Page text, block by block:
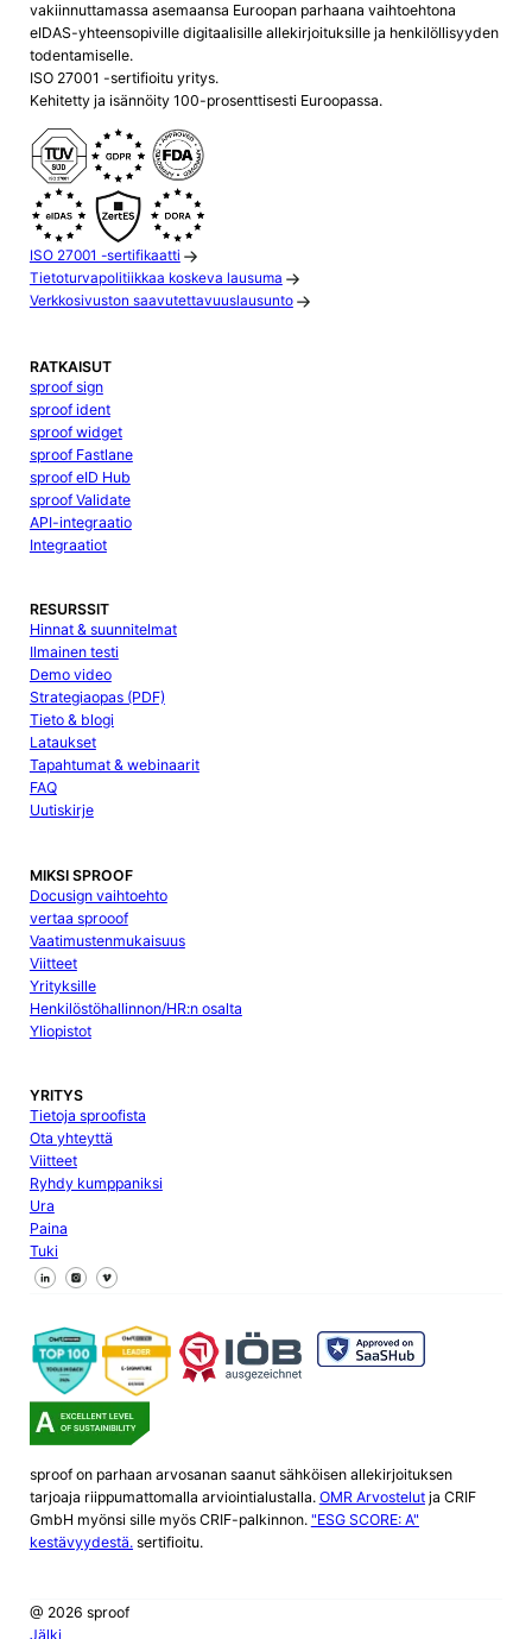
vakiinnuttamassa asemaansa Euroopan parhaana vaihtoehtona
eIDAS-yhteensopiville digitaalisille allekirjoituksille ja henkilöllisyyden
todentamiselle.
ISO 27001 -sertifioitu yritys.
Kehitetty ja isännöity 100-prosenttisesti Euroopassa.
ISO 27001 -sertifikaatti
Tietoturvapolitiikkaa koskeva lausuma
Verkkosivuston saavutettavuuslausunto
RATKAISUT
sproof sign
sproof ident
sproof widget
sproof Fastlane
sproof eID Hub
sproof Validate
API-integraatio
Integraatiot
RESURSSIT
Hinnat & suunnitelmat
Ilmainen testi
Demo video
Strategiaopas (PDF)
Tieto & blogi
Lataukset
Tapahtumat & webinaarit
FAQ
Uutiskirje
MIKSI SPROOF
Docusign vaihtoehto
vertaa sprooof
Vaatimustenmukaisuus
Viitteet
Yrityksille
Henkilöstöhallinnon/HR:n osalta
Yliopistot
YRITYS
Tietoja sproofista
Ota yhteyttä
Viitteet
Ryhdy kumppaniksi
Ura
Paina
Tuki
Seuraa meitä Facebookissa
Seuraa meitä X
Seuraa meitä LinkedInissä
sproof on parhaan arvosanan saanut sähköisen allekirjoituksen
tarjoaja riippumattomalla arviointialustalla. OMR Arvostelutja CRIF
GmbH myönsi sille myös CRIF-palkinnon. "ESG SCORE: A"
kestävyydestä.sertifioitu.
@ 2026 sproof
Jälki